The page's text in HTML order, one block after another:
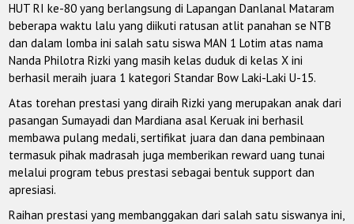
HUT RI ke-80 yang berlangsung di Lapangan Danlanal Mataram
beberapa waktu lalu yang diikuti ratusan atlit panahan se NTB
dan dalam lomba ini salah satu siswa MAN 1 Lotim atas nama
Nanda Philotra Rizki yang masih kelas duduk di kelas X ini
berhasil meraih juara 1 kategori Standar Bow Laki-Laki U-15.
Atas torehan prestasi yang diraih Rizki yang merupakan anak dari
pasangan Sumayadi dan Mardiana asal Keruak ini berhasil
membawa pulang medali, sertifikat juara dan dana pembinaan
termasuk pihak madrasah juga memberikan reward uang tunai
melalui program tebus prestasi sebagai bentuk support dan
apresiasi.
Raihan prestasi yang membanggakan dari salah satu siswanya ini,